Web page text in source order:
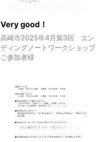
Very good！
高崎市2025年4月第3回 エン
ディングノートワークショップ
ご参加者様